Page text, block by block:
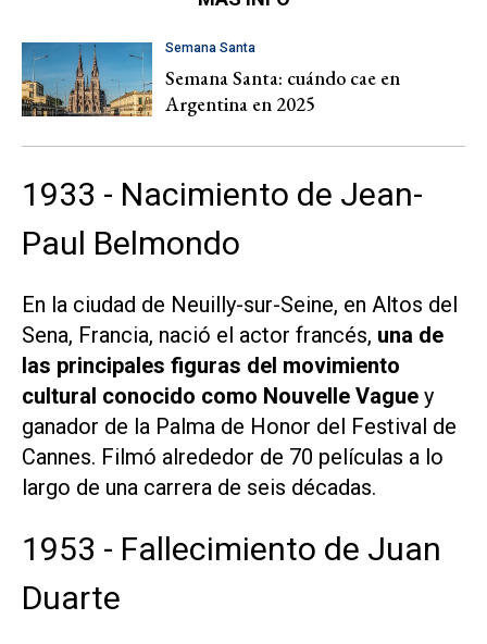
Semana Santa
Semana Santa: cuándo cae en
Argentina en 2025
1933 - Nacimiento de Jean-
Paul Belmondo
En la ciudad de Neuilly-sur-Seine, en Altos del
Sena, Francia, nació el actor francés, una de
las principales figuras del movimiento
cultural conocido como Nouvelle Vague y
ganador de la Palma de Honor del Festival de
Cannes. Filmó alrededor de 70 películas a lo
largo de una carrera de seis décadas.
1953 - Fallecimiento de Juan
Duarte